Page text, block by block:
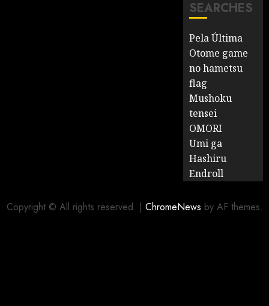
SEARCHES
Pela Última
Otome game
no hametsu
flag
Mushoku
tensei
OMORI
Umi ga
Hashiru
Endroll
Copyright © All rights reserved. | ChromeNews by AF themes.